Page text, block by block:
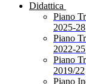
Didattica
Piano
2025-28
Piano
2022-25
Piano
2019/22
Piano